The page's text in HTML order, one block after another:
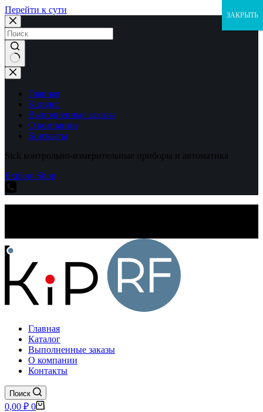
Перейти к сути
Ничего
не
найденоГлавная
Каталог
Выполненные заказы
О компании
Контакты
Sick контрольно-измерительные приборы и автоматика
Explore Shop
Главная
Каталог
Выполненные заказы
О компании
Контакты
Поиск
Корзина
0,00 ₽ 0
ЗАКРЫТЬ